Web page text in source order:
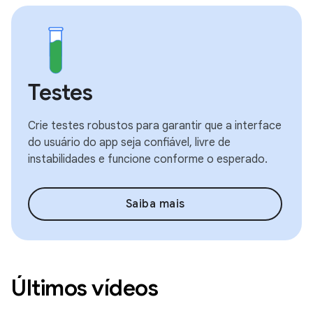
Testes
Crie testes robustos para garantir que a interface
do usuário do app seja confiável, livre de
instabilidades e funcione conforme o esperado.
Saiba mais
Últimos vídeos